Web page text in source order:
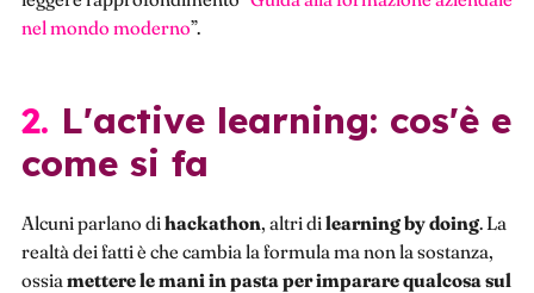
nel mondo moderno”.
2. L'active learning: cos'è e
come si fa
Alcuni parlano dihackathon, altri dilearning bydoing. La
realtà dei fatti è che cambia la formula ma non la sostanza,
ossia mettere le mani in pasta per imparare qualcosa sul